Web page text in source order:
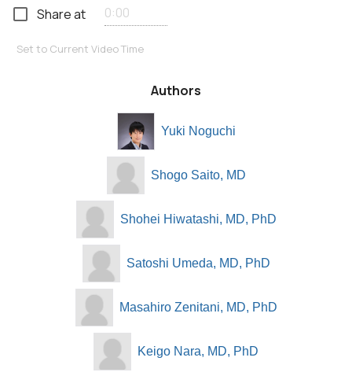
Share at
Set to Current Video Time
Authors
Yuki Noguchi
Shogo Saito, MD
Shohei Hiwatashi, MD, PhD
Satoshi Umeda, MD, PhD
Masahiro Zenitani, MD, PhD
Keigo Nara, MD, PhD